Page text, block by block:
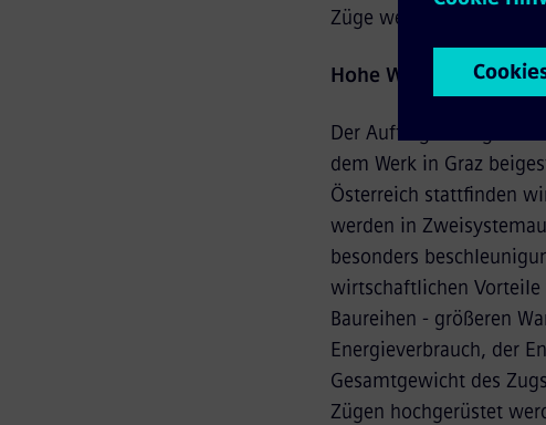
Züge werden im ersten
Hohe Wertschöpfung
Der Auftrag erzeugt
dem Werk in Graz
Österreich stattfinden
werden in
besonders
wirtschaftlichen
Baureihen - größeren
Energieverbrauch, der
Gesamtgewicht des
Zügen hochgerüstet